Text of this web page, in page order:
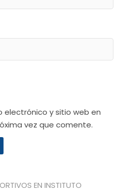
electrónico y sitio web en
vez que comente.
EN INSTITUTO